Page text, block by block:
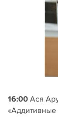
16:00 Ася
«Аддитивные